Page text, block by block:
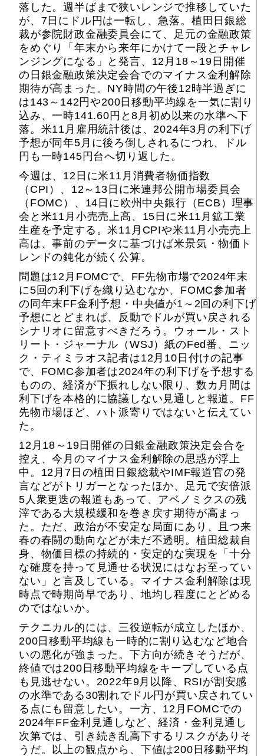
落した。週半ばまで狭いレンジで推移していた
が、7日にドル円は一転し、急落。植田日銀総
裁が参院財政金融委員会にて、足元の金融政策
をめぐり「年末から来年にかけて一段とチャレ
ンジングになる」と発言、12月18～19日開催
の日銀金融政策決定会合でのマイナス金利解除
期待が高まった。NY時間の午後12時半過ぎに
は143～142円や200日移動平均線を一気に割り
込み、一時141.60円と8月初め以来の水準へ下
落。米11月雇用統計後は、2024年3月の利下げ
予想が同年5月に後ろ倒しされるにつれ、ドル
円も一時145円台へ切り返した。
今週は、12日に米11月消費者物価指数
（CPI）、12～13日に米連邦公開市場委員会
（FOMC）、14日に欧州中央銀行（ECB）理事
会と米11月小売売上高、15日に米11月鉱工業
生産を予定する。米11月CPIや米11月小売売上
高は、事前のデータに基づけば米景気・物価ト
レンドの鈍化が続く公算。
問題は12月FOMCで、FF先物市場で2024年末
に5回の利下げを織り込むなか、FOMC参加者
の同年末FF金利予想・中央値が1～2回の利下げ
予想にとどまれば、反動でドルが買い戻される
シナリオに留意すべきだろう。ウォール・スト
リート・ジャーナル（WSJ）紙のFed番、ニッ
ク・ティミラオス記者は12月10日付けの記事
で、FOMC参加者は2024年の利下げを予想する
ものの、経済が下振れしない限り、数カ月間は
利下げを本格的に協議しない見通しと報道。FF
先物市場ほど、ハト派寄りではないと伝えてい
た。
12月18～19日開催の日銀金融政策決定会合を
控え、今月のマイナス金利解除の思惑が浮上
中。12月7日の植田日銀総裁やIMF報道官の発
言などがトリガーとなったほか、足元で安倍派
5人衆更迭の報道もあって、アベノミクスの残
滓である大規模緩和を巻き戻す期待が高まっ
た。ただ、政治が不安定な局面にあり、且つ来
春の春闘の動向などが未だ不透明。植田総裁自
身、物価目標の持続的・安定的な実現を「十分
な確度を持って見通せる状況にはなお至ってい
ない」と言及している。マイナス金利解除は現
時点で時期尚早であり、地均し程度にとどめる
のではないか。
テクニカル的には、三役逆転が成立したほか、
200日移動平均線も一時的に割り込むなど地合
いの悪化が強まった。下方向が続きそうだが、
終値では200日移動平均線をキープしている点
も見逃せない。2022年9月以降、RSIが割安感
の水準である30割れでドル円が買い戻されてい
る点にも留意したい。一方、12月FOMCでの
2024年FF金利見通しなど、経済・金利見通し
次第では、引き続き乱高下するリスクがありそ
うだ。以上の観点から、下値は200日移動平均